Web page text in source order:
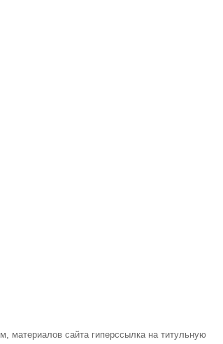
материалов сайта гиперссылка на титульную